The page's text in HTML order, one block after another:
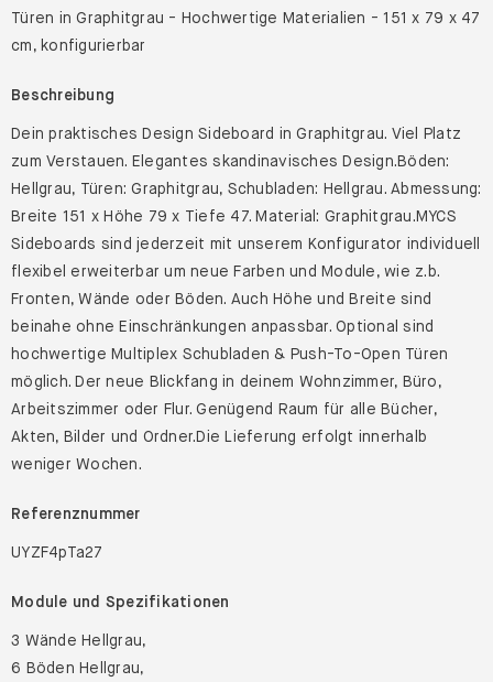
Türen in Graphitgrau - Hochwertige Materialien - 151 x 79 x 47
cm, konfigurierbar
Beschreibung
Dein praktisches Design Sideboard in Graphitgrau. Viel Platz
zum Verstauen. Elegantes skandinavisches Design.Böden:
Hellgrau, Türen: Graphitgrau, Schubladen: Hellgrau. Abmessung:
Breite 151 x Höhe 79 x Tiefe 47. Material: Graphitgrau.MYCS
Sideboards sind jederzeit mit unserem Konfigurator individuell
flexibel erweiterbar um neue Farben und Module, wie z.b.
Fronten, Wände oder Böden. Auch Höhe und Breite sind
beinahe ohne Einschränkungen anpassbar. Optional sind
hochwertige Multiplex Schubladen & Push-To-Open Türen
möglich. Der neue Blickfang in deinem Wohnzimmer, Büro,
Arbeitszimmer oder Flur. Genügend Raum für alle Bücher,
Akten, Bilder und Ordner.Die Lieferung erfolgt innerhalb
weniger Wochen.
Referenznummer
UYZF4pTa27
Module und Spezifikationen
3 Wände Hellgrau,
6 Böden Hellgrau,